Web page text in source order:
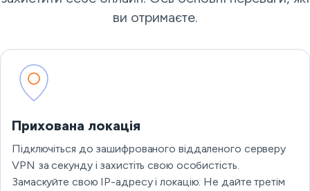
ви отримаєте.
Прихована локація
Підключіться до зашифрованого віддаленого серверу
VPN за секунду і захистіть свою особистість.
Замаскуйте свою IP-адресу і локацію. Не дайте третім